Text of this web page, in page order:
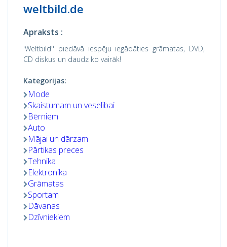
weltbild.de
Apraksts :
'Weltbild'' piedāvā iespēju iegādāties grāmatas, DVD,
CD diskus un daudz ko vairāk!
Kategorijas:
Mode
Skaistumam un veselībai
Bērniem
Auto
Mājai un dārzam
Pārtikas preces
Tehnika
Elektronika
Grāmatas
Sportam
Dāvanas
Dzīvniekiem